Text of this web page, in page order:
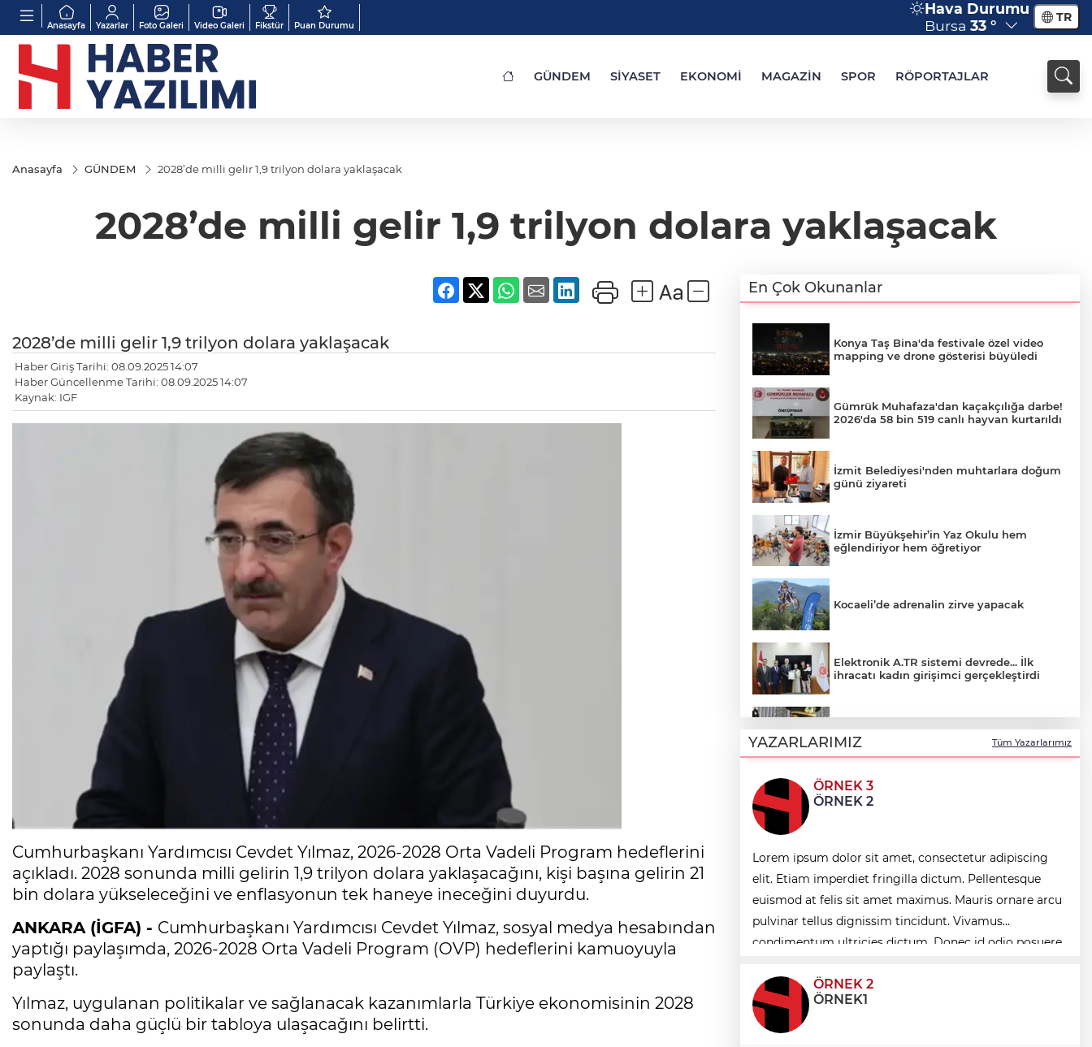
Anasayfa Yazarlar Foto Galeri Video Galeri Fikstür Puan Durumu
Hava Durumu
Bursa 33 ° TR
GÜNDEM SİYASET EKONOMİ MAGAZİN SPOR RÖPORTAJLAR
Anasayfa GÜNDEM 2028’de milli gelir 1,9 trilyon dolara yaklaşacak
2028’de milli gelir 1,9 trilyon dolara yaklaşacak
2028’de milli gelir 1,9 trilyon dolara yaklaşacak
Haber Giriş Tarihi: 08.09.2025 14:07
Haber Güncellenme Tarihi: 08.09.2025 14:07
Kaynak: IGF
Cumhurbaşkanı Yardımcısı Cevdet Yılmaz, 2026-2028 Orta Vadeli Program hedeflerini
açıkladı. 2028 sonunda milli gelirin 1,9 trilyon dolara yaklaşacağını, kişi başına gelirin 21
bin dolara yükseleceğini ve enflasyonun tek haneye ineceğini duyurdu.
ANKARA (İGFA) - Cumhurbaşkanı Yardımcısı Cevdet Yılmaz, sosyal medya hesabından
yaptığı paylaşımda, 2026-2028 Orta Vadeli Program (OVP) hedeflerini kamuoyuyla
paylaştı.
Yılmaz, uygulanan politikalar ve sağlanacak kazanımlarla Türkiye ekonomisinin 2028
sonunda daha güçlü bir tabloya ulaşacağını belirtti.
En Çok Okunanlar
Konya Taş Bina'da festivale özel video
mapping ve drone gösterisi büyüledi
Gümrük Muhafaza'dan kaçakçılığa darbe!
2026'da 58 bin 519 canlı hayvan kurtarıldı
İzmit Belediyesi'nden muhtarlara doğum
günü ziyareti
İzmir Büyükşehir’in Yaz Okulu hem
eğlendiriyor hem öğretiyor
Kocaeli’de adrenalin zirve yapacak
Elektronik A.TR sistemi devrede... İlk
ihracatı kadın girişimci gerçekleştirdi
Tuğgeneral oldu
Edirne Keşan’da temizlik hareketi
ödülsüz kalmadı
Sorumlu uzay operasyonları için
çalışıyoruz
İzmir Bornova’da doğal lezzetler halkla
buluşuyor
YAZARLARIMIZ Tüm Yazarlarımız
ÖRNEK 3
ÖRNEK 2
Lorem ipsum dolor sit amet, consectetur adipiscing
elit. Etiam imperdiet fringilla dictum. Pellentesque
euismod at felis sit amet maximus. Mauris ornare arcu
pulvinar tellus dignissim tincidunt. Vivamus
condimentum ultricies dictum. Donec id odio posuere,
ÖRNEK 2
ÖRNEK1